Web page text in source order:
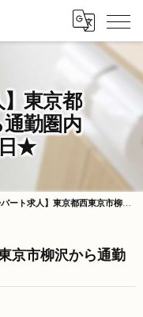
東京都
勤圏内
★
ト求人】東京都西東京市柳沢から通勤圏内★1日3h/週5日★
京市柳沢から通勤